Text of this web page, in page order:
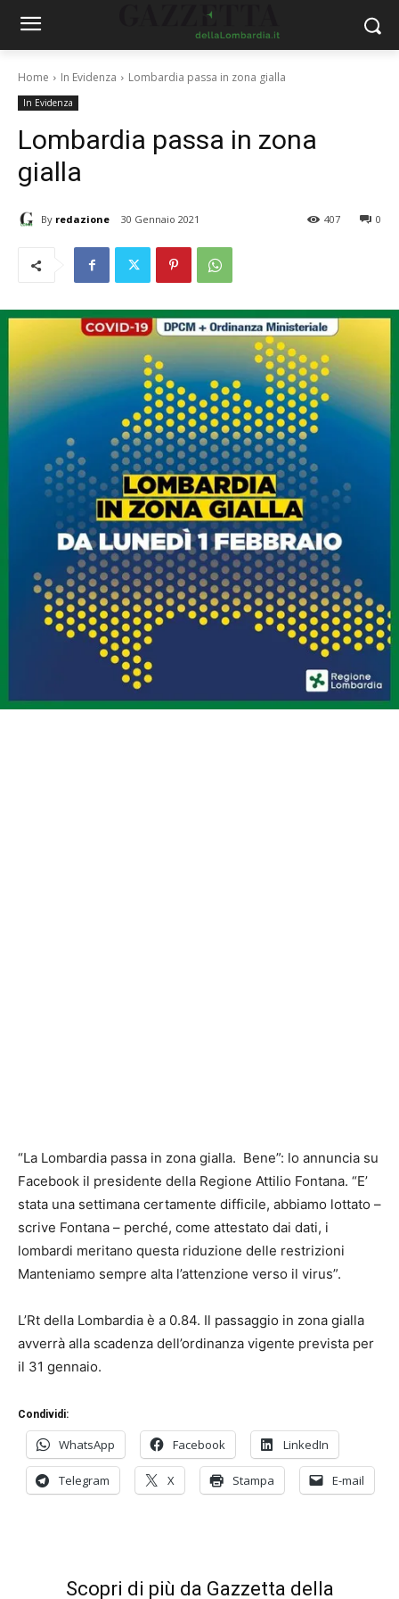
Home In Evidenza Lombardia passa in zona gialla
In Evidenza
Lombardia passa in zona
gialla
By redazione 30 Gennaio 2021 0
407
“La Lombardia passa in zona gialla. Bene”: lo annuncia su
Facebook il presidente della Regione Attilio Fontana. “E’
stata una settimana certamente difficile, abbiamo lottato –
scrive Fontana – perché, come attestato dai dati, i
lombardi meritano questa riduzione delle restrizioni
Manteniamo sempre alta l’attenzione verso il virus”.
L’Rt della Lombardia è a 0.84. Il passaggio in zona gialla
avverrà alla scadenza dell’ordinanza vigente prevista per
il 31 gennaio.
Condividi:
WhatsApp Facebook LinkedIn
Telegram X Stampa E-mail
Scopri di più da Gazzetta della